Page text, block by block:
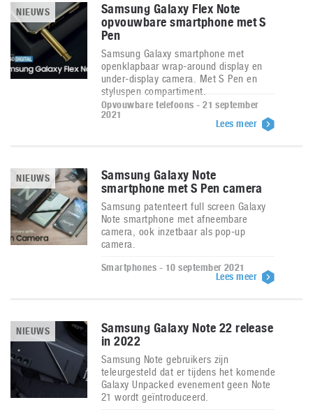
NIEUWS
Samsung Galaxy Flex Note
opvouwbare smartphone met S
Pen
Samsung Galaxy smartphone met
openklapbaar wrap-around display en
under-display camera. Met S Pen en
styluspen compartiment.
Opvouwbare telefoons - 21 september
2021
Lees meer
NIEUWS
Samsung Galaxy Note
smartphone met S Pen camera
Samsung patenteert full screen Galaxy
Note smartphone met afneembare
camera, ook inzetbaar als pop-up
camera.
Smartphones - 10 september 2021
Lees meer
NIEUWS
Samsung Galaxy Note 22 release
in 2022
Samsung Note gebruikers zijn
teleurgesteld dat er tijdens het komende
Galaxy Unpacked evenement geen Note
21 wordt geïntroduceerd.